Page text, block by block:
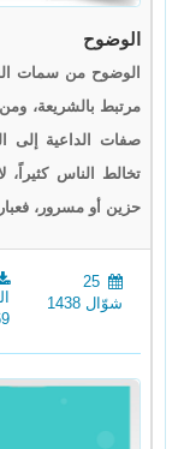
الوضوح
الوضوح من سمات
مرتبط بالشريعة،
صفات الداعية إلى
تخالط الناس كثيراً،
حزين أو مسرور،
25
شوّال 1438